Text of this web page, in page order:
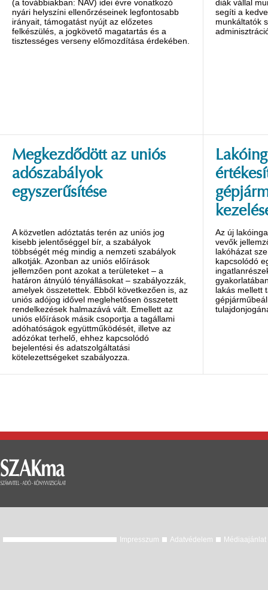
(a továbbiakban: NAV) idei évre vonatkozó
nyári helyszíni ellenőrzéseinek legfontosabb
irányait, támogatást nyújt az előzetes
felkészülés, a jogkövető magatartás és a
tisztességes verseny előmozdítása érdekében.
diák vállal
segíti a
munkáltatók
Megkezdődött az uniós
adószabályok
egyszerűsítése
A közvetlen adóztatás terén az uniós jog
kisebb jelentőséggel bír, a szabályok
többségét még mindig a nemzeti szabályok
alkotják. Azonban az uniós előírások
jellemzően pont azokat a területeket – a
határon átnyúló tényállásokat – szabályozzák,
amelyek összetettek. Ebből következően is, az
uniós adójog idővel meglehetősen összetett
rendelkezések halmazává vált. Emellett az
uniós előírások másik csoportja a tagállami
adóhatóságok együttműködését, illetve az
adózókat terhelő, ehhez kapcsolódó
bejelentési és adatszolgáltatási
kötelezettségeket szabályozza.
Az új
vevők
lakóházat
kapcsolódó
lakás mellett
Impresszum Adatvédelem Médiaajánlat